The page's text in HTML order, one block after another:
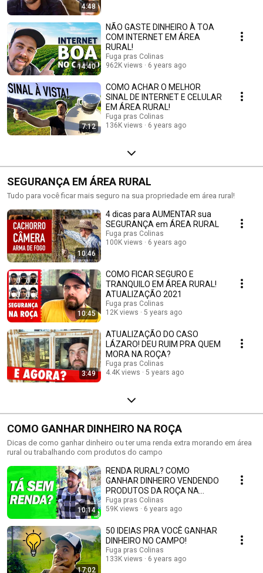
4:48
14:40
NÃO GASTE DINHEIRO À TOA
COM INTERNET EM ÁREA
RURAL!
Fuga pras Colinas
962K views
6 years ago
7:12
COMO ACHAR O MELHOR
SINAL DE INTERNET E CELULAR
EM ÁREA RURAL!
Fuga pras Colinas
136K views
6 years ago
SEGURANÇA EM ÁREA RURAL
Tudo para você ficar mais seguro na sua propriedade em área rural!
10:46
4 dicas para AUMENTAR sua
SEGURANÇA em ÁREA RURAL
Fuga pras Colinas
100K views
6 years ago
10:45
COMO FICAR SEGURO E
TRANQUILO EM ÁREA RURAL!
ATUALIZAÇÃO 2021
Fuga pras Colinas
12K views
5 years ago
3:49
ATUALIZAÇÃO DO CASO
LÁZARO! DEU RUIM PRA QUEM
MORA NA ROÇA?
Fuga pras Colinas
4.4K views
5 years ago
COMO GANHAR DINHEIRO NA ROÇA
Dicas de como ganhar dinheiro ou ter uma renda extra morando em área
rural ou trabalhando com produtos do campo
10:14
RENDA RURAL? COMO
GANHAR DINHEIRO VENDENDO
PRODUTOS DA ROÇA NA
CIDADE!
Fuga pras Colinas
59K views
6 years ago
17:02
50 IDEIAS PRA VOCÊ GANHAR
DINHEIRO NO CAMPO!
Fuga pras Colinas
133K views
6 years ago